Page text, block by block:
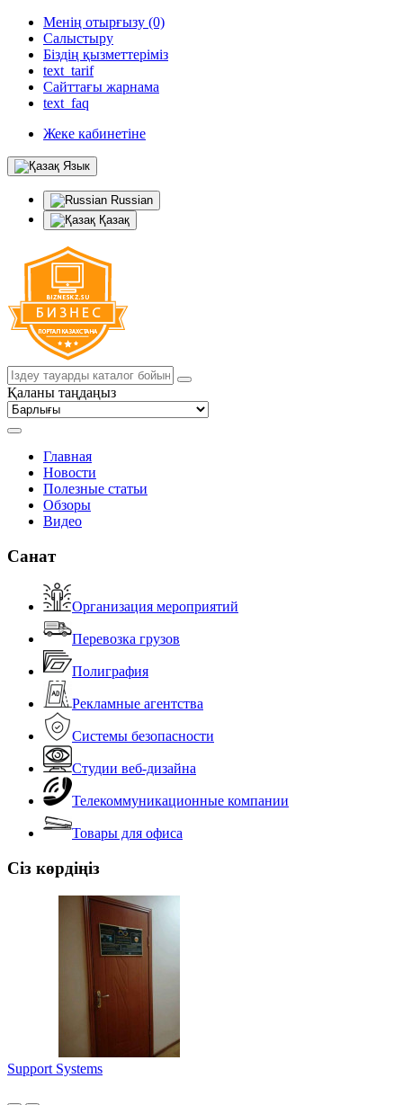
Менің отырғызу (0)
Салыстыру
Біздің қызметтеріміз
text_tarif
Сайттағы жарнама
text_faq
Жеке кабинетіне
Язык
Russian
Қазақ
Қаланы таңдаңыз
Главная
Новости
Полезные статьи
Обзоры
Видео
Санат
Организация мероприятий
Перевозка грузов
Полиграфия
Рекламные агентства
Системы безопасности
Студии веб-дизайна
Телекоммуникационные компании
Товары для офиса
Сіз көрдіңіз
Support Systems